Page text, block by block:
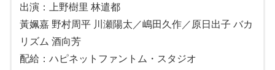
出演：上野樹里 林遣都
黃姵嘉 野村周平 川瀬陽太／嶋田久作／原日出子 バカ
リズム 酒向芳
配給：ハピネットファントム・スタジオ